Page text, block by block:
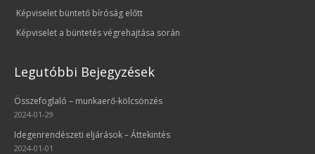
Képviselet büntető bíróság előtt
Képviselet a büntetés végrehajtása során
Legutóbbi Bejegyzések
Összefoglaló – munkaerő-kölcsönzés
2024-01-29
Idegenrendészeti eljárások – Áttekintés
2024-01-01